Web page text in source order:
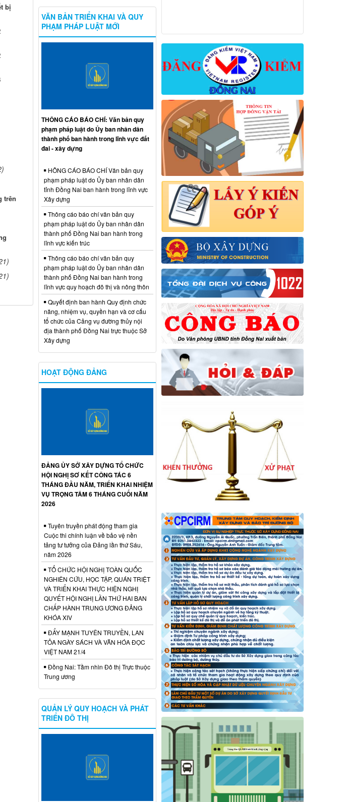
bị
trên
hành nghề Đợt 10/2026
Thông báo kết quả đánh giá hồ sơ đề
nghị cấp chứng chỉ hành nghề đủ/không
đủ điều kiện sát hạch cấp chứng chỉ
hành nghề Đợt 11/2026
VĂN BẢN TRIỂN KHAI VÀ QUY
PHẠM PHÁP LUẬT MỚI
THÔNG CÁO BÁO CHÍ: Văn bản quy
phạm pháp luật do Ủy ban nhân dân
thành phố ban hành trong lĩnh vực đất
đai - xây dựng
HÔNG CÁO BÁO CHÍ Văn bản quy
phạm pháp luật do Ủy ban nhân dân
tỉnh Đồng Nai ban hành trong lĩnh vực
Xây dựng
Thông cáo báo chí văn bản quy
phạm pháp luật do Ủy ban nhân dân
thành phố Đồng Nai ban hành trong
lĩnh vực kiến trúc
Thông cáo báo chí văn bản quy
phạm pháp luật do Ủy ban nhân dân
thành phố Đồng Nai ban hành trong
lĩnh vực quy hoạch đô thị và nông thôn
Quyết định ban hành Quy định chức
năng, nhiệm vụ, quyền hạn và cơ cấu
tổ chức của Cảng vụ đường thủy nội
địa thành phố Đồng Nai trực thuộc Sở
Xây dựng
HOẠT ĐỘNG ĐẢNG
ĐẢNG ỦY SỞ XÂY DỰNG TỔ CHỨC
HỘI NGHỊ SƠ KẾT CÔNG TÁC 6
THÁNG ĐẦU NĂM, TRIỂN KHAI NHIỆM
VỤ TRỌNG TÂM 6 THÁNG CUỐI NĂM
2026
Tuyên truyền phát động tham gia
Cuộc thi chính luận về bảo vệ nền
tảng tư tưởng của Đảng lần thứ Sáu,
năm 2026
TỔ CHỨC HỘI NGHỊ TOÀN QUỐC
NGHIÊN CỨU, HỌC TẬP, QUÁN TRIỆT
VÀ TRIỂN KHAI THỰC HIỆN NGHỊ
QUYẾT HỘI NGHỊ LẦN THỨ HAI BAN
CHẤP HÀNH TRUNG ƯƠNG ĐẢNG
KHÓA XIV
ĐẨY MẠNH TUYÊN TRUYỀN, LAN
TỎA NGÀY SÁCH VÀ VĂN HÓA ĐỌC
VIỆT NAM 21/4
Đồng Nai: Tầm nhìn Đô thị Trực thuộc
Trung ương
QUẢN LÝ QUY HOẠCH VÀ PHÁT
TRIỂN ĐÔ THỊ